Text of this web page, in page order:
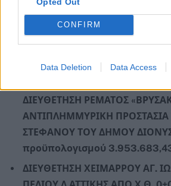
CONFIRM
Data Deletion Data Access
ΚΑΤΑΣΚΕΥΗ ΕΡΓΩΝ
ΠΡΟΣΤΑΣΙΑΣ ΤΜΗΜΑΤΟΣ Ρ.
ΚΡΩΠΙΑΣ ΑΤΤΙΚΗΣ συνολικού
8.942.512,45€
ΔΙΕΥΘΕΤΗΣΗ ΡΕΜΑΤΟΣ
ΑΝΤΙΠΛΗΜΜΥΡΙΚΗ ΠΡΟΣΤΑΣΙΑ
ΣΤΕΦΑΝΟΥ ΤΟΥ ΔΗΜΟΥ
προϋπολογισμού
ΔΙΕΥΘΕΤΗΣΗ ΧΕΙΜΑΡΡΟΥ ΑΓ.